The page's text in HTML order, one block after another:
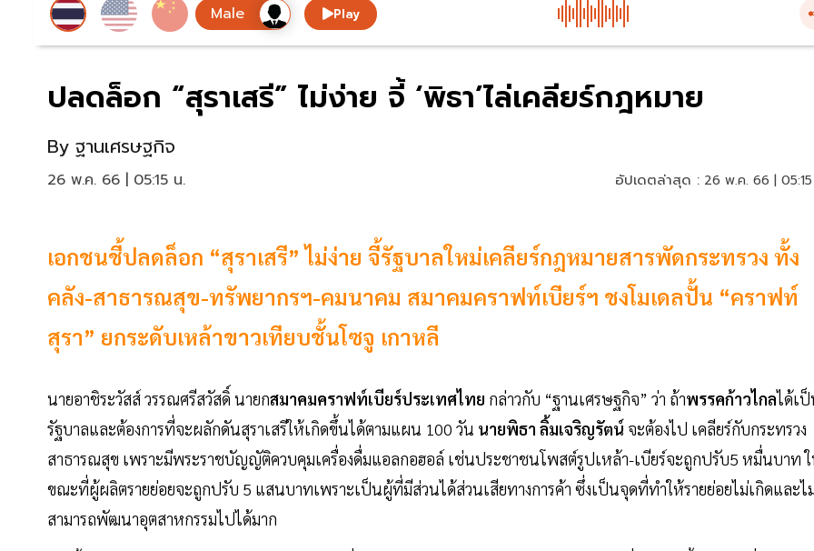
Play
ปลดล็อก “สุราเสรี” ไม่ง่าย จี้ ‘พิธา’ไล่เคลียร์กฎหมาย
By ฐานเศรษฐกิจ
26 พ.ค. 66 | 05:15 น. อัปเดตล่าสุด : 26 พ.ค. 66 |
เอกชนชี้ปลดล็อก “สุราเสรี” ไม่ง่าย จี้รัฐบาลใหม่เคลียร์กฎหมายสารพัดกระทรวง ทั้ง
คลัง-สาธารณสุข-ทรัพยากรฯ-คมนาคม สมาคมคราฟท์เบียร์ฯ ชงโมเดลปั้น “คราฟท์
สุรา” ยกระดับเหล้าขาวเทียบชั้นโซจู เกาหลี
นายอาชิระวัสส์ วรรณศรีสวัสดิ์ นายกสมาคมคราฟท์เบียร์ประเทศไทย กล่าวกับ “ฐานเศรษฐกิจ” ว่า ถ้าพรรคก้าวไกลได้เ
รัฐบาลและต้องการที่จะผลักดันสุราเสรีให้เกิดขึ้นได้ตามแผน 100 วัน นายพิธา ลิ้มเจริญรัตน์ จะต้องไป เคลียร์กับกระทรวง
สาธารณสุข เพราะมีพระราชบัญญัติควบคุมเครื่องดื่มแอลกอฮอล์ เช่นประชาชนโพสต์รูปเหล้า-เบียร์จะถูกปรับ5 หมื่นบาท
ขณะที่ผู้ผลิตรายย่อยจะถูกปรับ 5 แสนบาทเพราะเป็นผู้ที่มีส่วนได้ส่วนเสียทางการค้า ซึ่งเป็นจุดที่ทำให้รายย่อยไม่เกิดและไ
สามารถพัฒนาอุตสาหกรรมไปได้มาก